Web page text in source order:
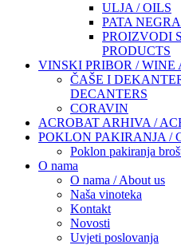
ULJA / OILS
PATA NEGRA
PROIZVODI
PRODUCTS
VINSKI PRIBOR / WINE
ČAŠE I
DECANTERS
CORAVIN
ACROBAT ARHIVA /
POKLON PAKIRANJA /
Poklon pakiranja
O nama
O nama / About us
Naša vinoteka
Kontakt
Novosti
Uvjeti poslovanja